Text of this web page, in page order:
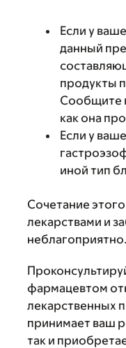
Если у
данный
продукты
Сообщите
как она
Если у
иной тип
Сочетание
лекарствами и
неблагоприятно.
фармацевтом
лекарственных
принимает ваш
так и